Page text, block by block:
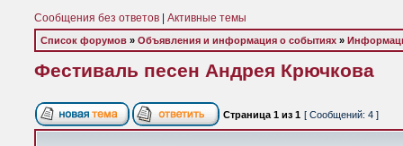
Сообщения без ответов Активные темы
Список форумов » Объявления и информация о событиях »
Фестиваль песен Андрея Крючкова
Страница 1 из 1 [ Сообщений: 4 ]